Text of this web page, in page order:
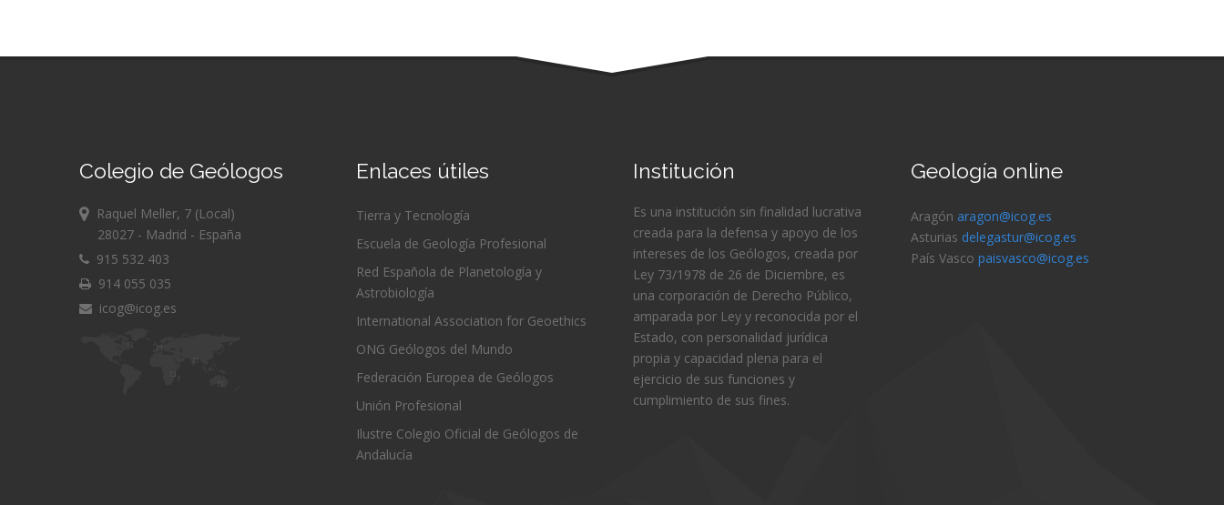
Colegio de Geólogos
Raquel Meller, 7 (Local)
28027 - Madrid - España
915 532 403
914 055 035
icog@icog.es
Enlaces útiles
Tierra y Tecnología
Escuela de Geología Profesional
Red Española de Planetología y
Astrobiología
International Association for Geoethics
ONG Geólogos del Mundo
Federación Europea de Geólogos
Unión Profesional
Ilustre Colegio Oficial de Geólogos de
Andalucía
Institución
Es una institución sin finalidad lucrativa
creada para la defensa y apoyo de los
intereses de los Geólogos, creada por
Ley 73/1978 de 26 de Diciembre, es
una corporación de Derecho Público,
amparada por Ley y reconocida por el
Estado, con personalidad jurídica
propia y capacidad plena para el
ejercicio de sus funciones y
cumplimiento de sus fines.
Geología online
Aragón aragon@icog.es
Asturias delegastur@icog.es
País Vasco paisvasco@icog.es